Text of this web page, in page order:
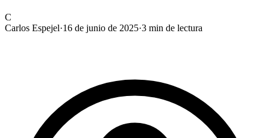
C
Carlos Espejel·16 de junio de 2025·3 min de lectura